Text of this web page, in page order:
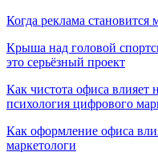
Когда реклама становится
Крыша над головой
это серьёзный проект
Как чистота офиса влияет
психология цифрового
Как оформление офиса
маркетологи